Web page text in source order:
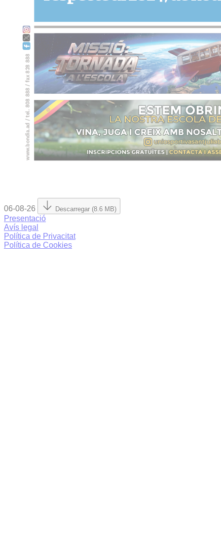
06-08-26 Descarregar (8.6 MB)
Presentació
Avís legal
Política de Privacitat
Política de Cookies